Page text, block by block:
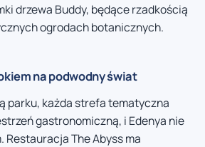
drzewa Buddy, będące rzadkością
ogrodach botanicznych.
na podwodny świat
parku, każda strefa tematyczna
gastronomiczną, i Edenya nie
Restauracja The Abyss ma